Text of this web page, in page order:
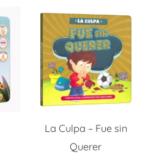
La Culpa – Fue sin
Querer